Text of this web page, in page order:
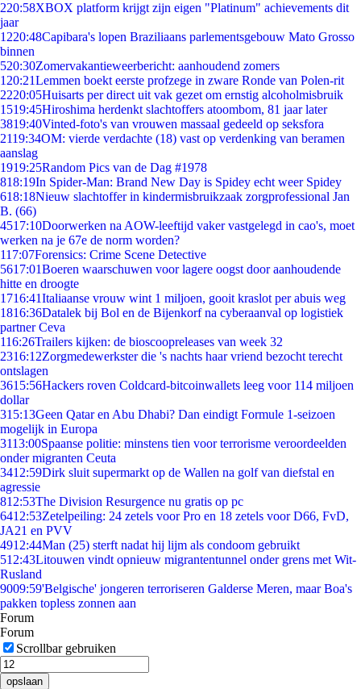
220:58XBOX platform krijgt zijn eigen "Platinum" achievements dit
jaar
1220:48Capibara's lopen Braziliaans parlementsgebouw Mato Grosso
binnen
520:30Zomervakantieweerbericht: aanhoudend zomers
1 20:21Lemmen boekt eerste profzege in zware Ronde van Polen-rit
2220:05Huisarts per direct uit vak gezet om ernstig alcoholmisbruik
1519:45Hiroshima herdenkt slachtoffers atoombom, 81 jaar later
3819:40Vinted-foto's van vrouwen massaal gedeeld op seksfora
2119:34OM: vierde verdachte (18) vast op verdenking van beramen
aanslag
1919:25Random Pics van de Dag #1978
818:19In Spider-Man: Brand New Day is Spidey echt weer Spidey
618:18Nieuw slachtoffer in kindermisbruikzaak zorgprofessional Jan
B. (66)
4517:10Doorwerken na AOW-leeftijd vaker vastgelegd in cao's, moet
werken na je 67e de norm worden?
117:07Forensics: Crime Scene Detective
5617:01Boeren waarschuwen voor lagere oogst door aanhoudende
hitte en droogte
1716:41Italiaanse vrouw wint 1 miljoen, gooit kraslot per abuis weg
1816:36Datalek bij Bol en de Bijenkorf na cyberaanval op logistiek
partner Ceva
116:26Trailers kijken: de bioscoopreleases van week 32
2316:12Zorgmedewerkster die 's nachts haar vriend bezocht terecht
ontslagen
3615:56Hackers roven Coldcard-bitcoinwallets leeg voor 114 miljoen
dollar
315:13Geen Qatar en Abu Dhabi? Dan eindigt Formule 1-seizoen
mogelijk in Europa
3113:00Spaanse politie: minstens tien voor terrorisme veroordeelden
onder migranten Ceuta
3412:59Dirk sluit supermarkt op de Wallen na golf van diefstal en
agressie
812:53The Division Resurgence nu gratis op pc
6412:53Zetelpeiling: 24 zetels voor Pro en 18 zetels voor D66, FvD,
JA21 en PVV
4912:44Man (25) sterft nadat hij lijm als condoom gebruikt
512:43Litouwen vindt opnieuw migrantentunnel onder grens met Wit-
Rusland
9009:59'Belgische' jongeren terroriseren Galderse Meren, maar Boa's
pakken topless zonnen aan
Forum
Forum
Scrollbar gebruiken
opslaan